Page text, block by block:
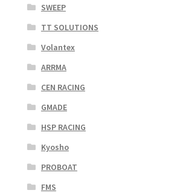
SWEEP
TT SOLUTIONS
Volantex
ARRMA
CEN RACING
GMADE
HSP RACING
Kyosho
PROBOAT
FMS